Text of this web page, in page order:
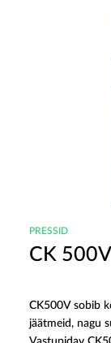
PRESSID
CK 500V
CK500V sobib
jäätmeid, nagu